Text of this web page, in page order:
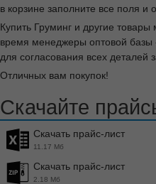
в корзине заполните все поля и
Купить Груминг и другие
время менеджеры оптовой
для согласования всех деталей
Отличных вам покупок!
Скачайте
Скачать прайс-лист
11.17 Мб
Скачать прайс-лист
2.18 Мб